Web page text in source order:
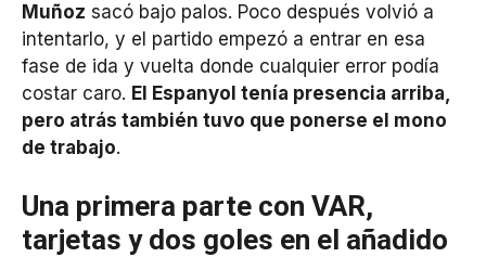
Muñoz sacó bajo palos. Poco después volvió a
intentarlo, y el partido empezó a entrar en esa
fase de ida y vuelta donde cualquier error podía
costar caro. El Espanyol tenía presencia arriba,
pero atrás también tuvo que ponerse el mono
de trabajo.
Una primera parte con VAR,
tarjetas y dos goles en el añadido